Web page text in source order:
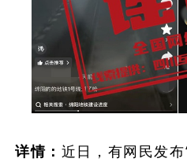
详情： 近日，有网民发